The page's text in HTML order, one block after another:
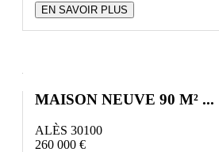
EN SAVOIR PLUS
MAISON NEUVE 90 M² ...
ALÈS 30100
260 000 €